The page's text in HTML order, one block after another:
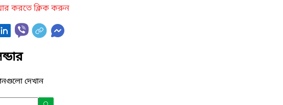
করতে ক্লিক করুন
দেখান